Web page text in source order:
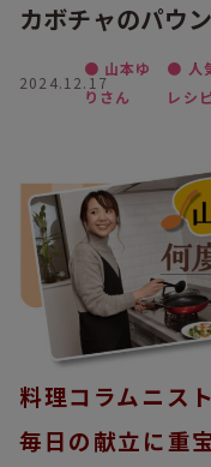
カボチャのパウ
2024.12.17
● 山本ゆ
りさん
● 人
レシ
料理コラムニス
毎日の献立に重